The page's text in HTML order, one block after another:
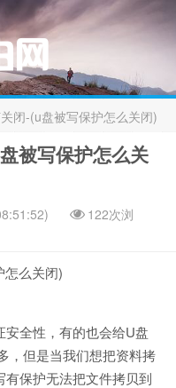
闭-(u盘被写保护怎么关闭)
被写保护怎么关
122次浏
怎么关闭)
全性，有的也会给U盘
，但是当我们想把资料拷
保护无法把文件拷贝到